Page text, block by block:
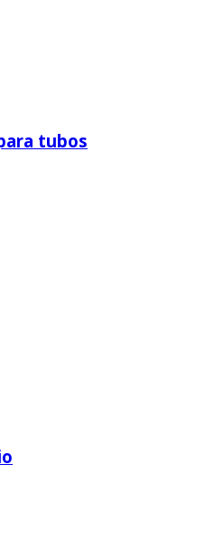
tubos